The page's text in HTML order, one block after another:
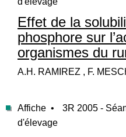
Effet de la
phosphore sur
organismes du
A.H. RAMIREZ , F.
Affiche •
3R 2005 -
d'élevage